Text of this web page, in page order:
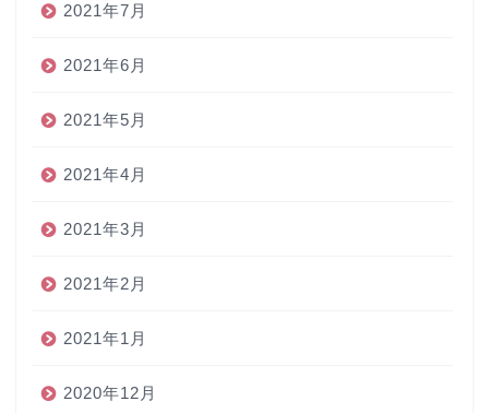
2021年7月
2021年6月
2021年5月
2021年4月
2021年3月
2021年2月
2021年1月
2020年12月